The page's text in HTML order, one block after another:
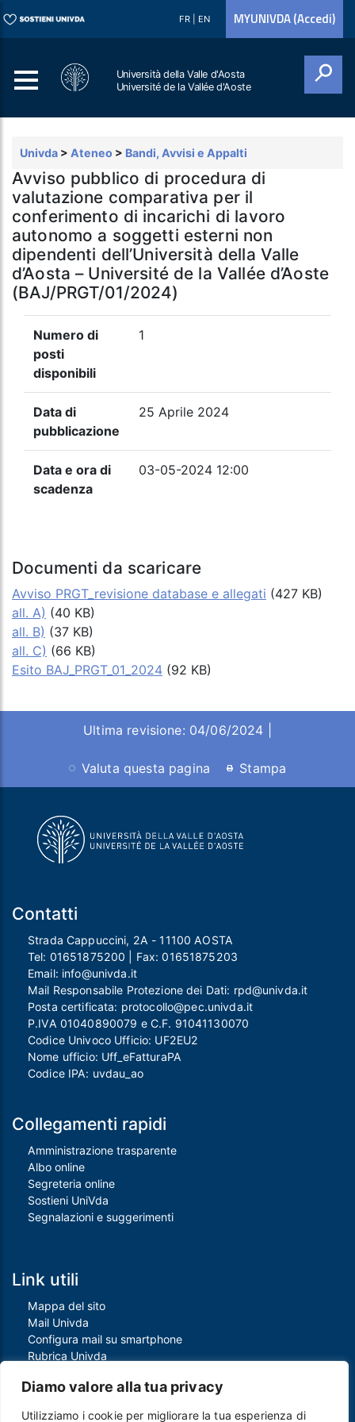
Diamo valore alla tua privacy
Utilizziamo i cookie per migliorare la tua esperienza di
FR EN MYUNIVDA (Accedi)
Università della Valle d'Aosta
Université de la Vallée d'Aoste
Univda > Ateneo > Bandi, Avvisi e Appalti
Avviso pubblico di procedura di
valutazione comparativa per il
conferimento di incarichi di lavoro
autonomo a soggetti esterni non
dipendenti dell’Università della Valle
d’Aosta – Université de la Vallée d’Aoste
(BAJ/PRGT/01/2024)
Numero di
posti
disponibili
1
Data di
pubblicazione
25 Aprile 2024
Data e ora di
scadenza
03-05-2024 12:00
Documenti da scaricare
Avviso PRGT_revisione database e allegati (427 KB)
all. A) (40 KB)
all. B) (37 KB)
all. C) (66 KB)
Esito BAJ_PRGT_01_2024 (92 KB)
Ultima revisione: 04/06/2024 |
Valuta questa pagina Stampa
Contatti
Strada Cappuccini, 2A - 11100 AOSTA
Tel: 01651875200 | Fax:01651875203
Email: info@univda.it
Mail Responsabile Protezione dei Dati: rpd@univda.it
Posta certificata: protocollo@pec.univda.it
P.IVA 01040890079 e C.F. 91041130070
Codice Univoco Ufficio: UF2EU2
Nome ufficio: Uff_eFatturaPA
Codice IPA: uvdau_ao
Collegamenti rapidi
Amministrazione trasparente
Albo online
Segreteria online
Sostieni UniVda
Segnalazioni e suggerimenti
Link utili
Mappa del sito
Mail Univda
Configura mail su smartphone
Rubrica Univda